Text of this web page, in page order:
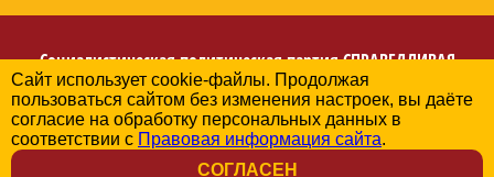
Социалистическая политическая партияСПРАВЕДЛИВАЯ
РОССИЯ
Региональное отделение партии в Алтайском крае
© 2006-2026
Политика в отношении обработки персональных данных
Сайт использует cookie-файлы. Продолжая
пользоваться сайтом без изменения настроек, вы даёте
согласие на обработку персональных данных в
соответствии с Правовая информация сайта.
СОГЛАСЕН